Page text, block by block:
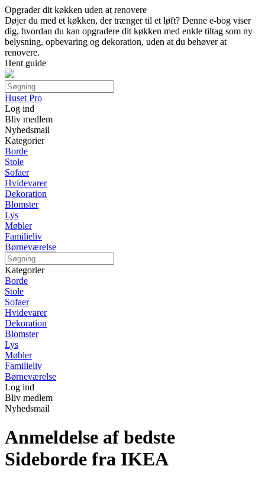
Opgrader dit køkken uden at renovere
Døjer du med et køkken, der trænger til et løft? Denne e-bog viser
dig, hvordan du kan opgradere dit køkken med enkle tiltag som ny
belysning, opbevaring og dekoration, uden at du behøver at
renovere.
Hent guide
Huset Pro
Log ind
Bliv medlem
Nyhedsmail
Kategorier
Borde
Stole
Sofaer
Hvidevarer
Dekoration
Blomster
Lys
Møbler
Familieliv
Børneværelse
Kategorier
Borde
Stole
Sofaer
Hvidevarer
Dekoration
Blomster
Lys
Møbler
Familieliv
Børneværelse
Log ind
Bliv medlem
Nyhedsmail
Anmeldelse af bedste
Sideborde fra IKEA